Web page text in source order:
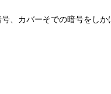
、カバーそでの暗号を